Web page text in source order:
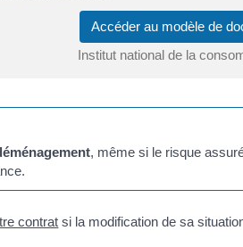
Accéder au modèle de
Institut national de la
, même si le risque
contrat si la modification de sa